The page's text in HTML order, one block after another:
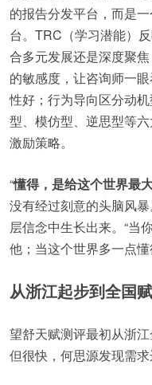
的报告分发平台，而是
台。TRC（学习潜能）
合多元发展还是深度聚
的敏感度，让咨询师一
性好；行为导向区分动
型、模仿型、逆思型等
激励策略。
“懂得，是给这个世界最大
没有经过刻意的头脑风
层信念中生长出来。“当
他；当这个世界多一点
从浙江起步到全国
望舒天赋测评最初从浙
但很快，何思源发现需求